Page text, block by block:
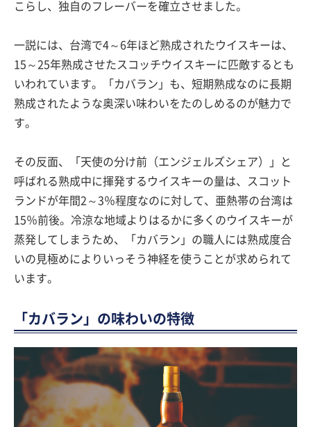
こらし、独自のフレーバーを確立させました。
一説には、台湾で4～6年ほど熟成されたウイスキーは、
15～25年熟成させたスコッチウイスキーに匹敵するとも
いわれています。「カバラン」も、短期熟成なのに長期
熟成されたような奥深い味わいをたのしめるのが魅力で
す。
その反面、「天使の分け前（エンジェルズシェア）」と
呼ばれる熟成中に揮発するウイスキーの量は、スコット
ランドが年間2～3％程度なのに対して、亜熱帯の台湾は
15％前後。冷涼な地域よりはるかに多くのウイスキーが
蒸発してしまうため、「カバラン」の職人には熟成度合
いの見極めによりいっそう神経を使うことが求められて
います。
「カバラン」の味わいの特徴